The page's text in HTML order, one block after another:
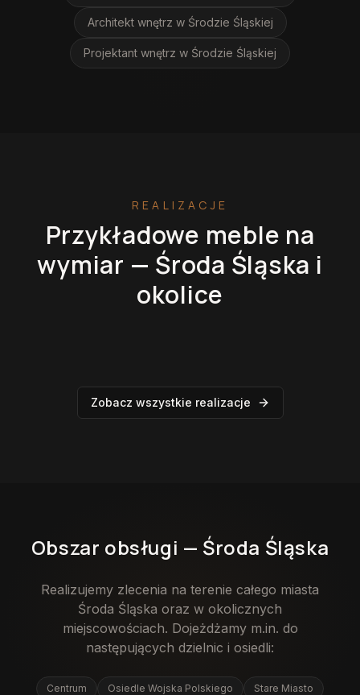
Architekt wnętrz w Środzie Śląskiej
Projektant wnętrz w Środzie Śląskiej
REALIZACJE
Przykładowe meble na
wymiar — Środa Śląska i
okolice
Zobacz wszystkie realizacje
Obszar obsługi — Środa Śląska
Realizujemy zlecenia na terenie całego miasta
Środa Śląska oraz w okolicznych
miejscowościach. Dojeżdżamy m.in. do
następujących dzielnic i osiedli:
Centrum Osiedle Wojska Polskiego Stare Miasto